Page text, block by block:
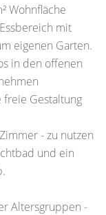
Wohnfläche
mit
eigenen Garten.
in den offenen
Gestaltung
- zu nutzen
und ein
Altersgruppen -